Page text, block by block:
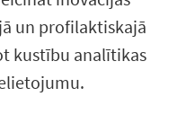
un profilaktiskajā
kustību analītikas